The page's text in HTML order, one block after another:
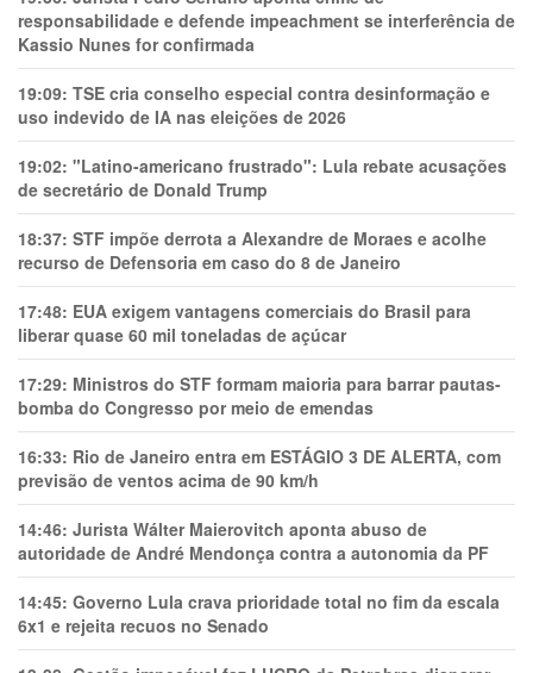
responsabilidade e defende impeachment se interferência de
Kassio Nunes for confirmada
19:09: TSE cria conselho especial contra desinformação e
uso indevido de IA nas eleições de 2026
19:02: "Latino-americano frustrado": Lula rebate acusações
de secretário de Donald Trump
18:37: STF impõe derrota a Alexandre de Moraes e acolhe
recurso de Defensoria em caso do 8 de Janeiro
17:48: EUA exigem vantagens comerciais do Brasil para
liberar quase 60 mil toneladas de açúcar
17:29: Ministros do STF formam maioria para barrar pautas-
bomba do Congresso por meio de emendas
16:33: Rio de Janeiro entra em ESTÁGIO 3 DE ALERTA, com
previsão de ventos acima de 90 km/h
14:46: Jurista Wálter Maierovitch aponta abuso de
autoridade de André Mendonça contra a autonomia da PF
14:45: Governo Lula crava prioridade total no fim da escala
6x1 e rejeita recuos no Senado